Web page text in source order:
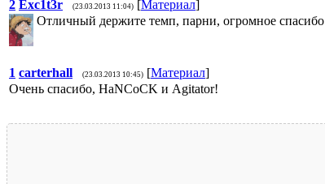
2 Exc1t3r (23.03.2013 11:04) [Материал]
Отличный держите темп, парни, огромное спасибо
1 carterhall (23.03.2013 10:45) [Материал]
Очень спасибо, HaNCoCK и Agitator!